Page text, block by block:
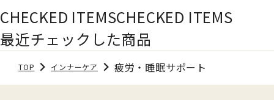
CHECKED ITEMSCHECKED ITEMS
最近チェックした商品
TOP インナーケア 疲労・睡眠サポート